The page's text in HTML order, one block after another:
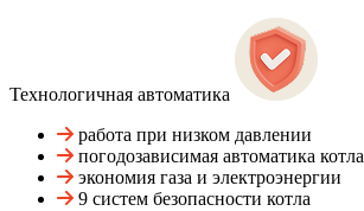
Технологичная автоматика
работа при низком давлении
погодозависимая автоматика котла
экономия газа и электроэнергии
9 систем безопасности котла